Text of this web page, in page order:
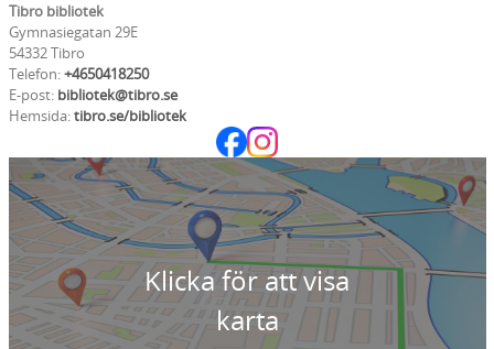
Tibro bibliotek
Gymnasiegatan 29E
54332 Tibro
Telefon:+4650418250
E-post: bibliotek@tibro.se
Hemsida:tibro.se/bibliotek
Klicka för att visa
karta